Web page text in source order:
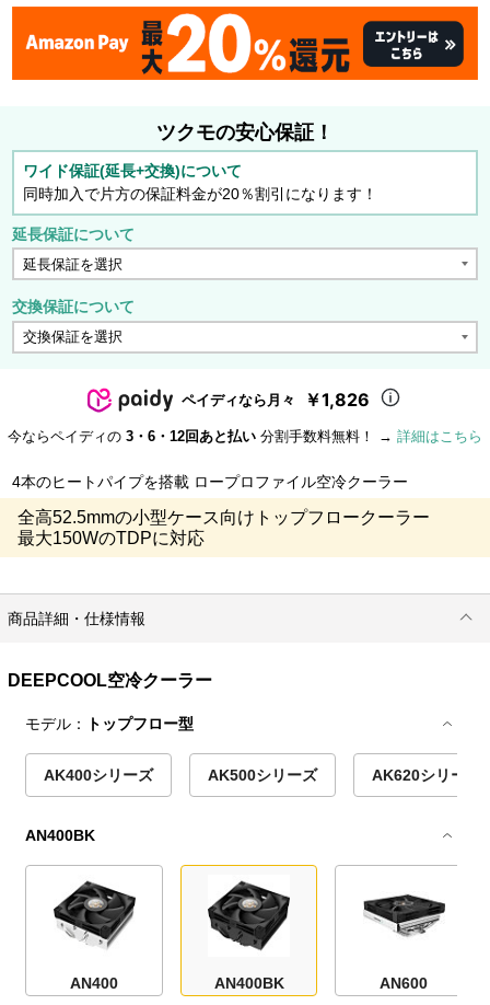
ツクモの安心保証！
ワイド保証(延長+交換)について
同時加入で片方の保証料金が20％割引になります！
延長保証について
交換保証について
ペイディなら月々 ￥1,826
今ならペイディの 3・6・12回あと払い 分割手数料無料！ → 詳細はこちら
4本のヒートパイプを搭載 ロープロファイル空冷クーラー
全高52.5mmの小型ケース向けトップフロークーラー
最大150WのTDPに対応
商品詳細・仕様情報
DEEPCOOL空冷クーラー
モデル： トップフロー型
AK400シリーズ AK500シリーズ AK620シリーズ
AN400BK
AN400 AN400BK AN600